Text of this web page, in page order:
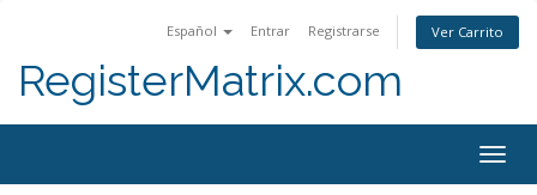
Español Entrar Registrarse Ver Carrito
RegisterMatrix.com